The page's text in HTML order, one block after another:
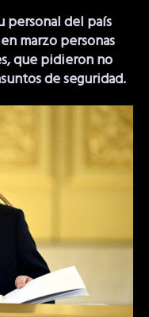
personal del país
marzo personas
que pidieron no
de seguridad.